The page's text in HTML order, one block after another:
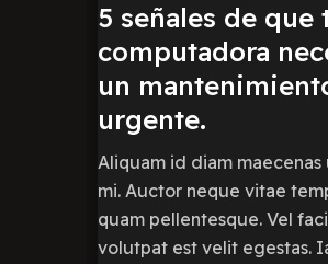
5 señales de que
computadora
un
urgente.
Aliquam id diam maecenas
mi. Auctor neque vitae
quam pellentesque. Vel
volutpat est velit egestas.